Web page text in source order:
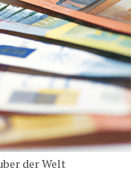
der Welt